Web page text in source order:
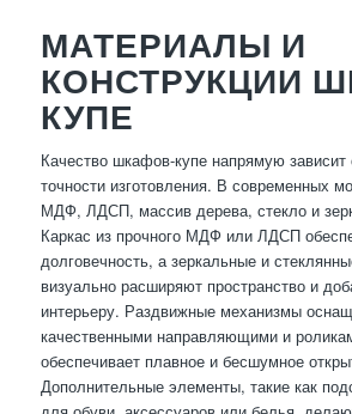
МАТЕРИАЛЫ И
КОНСТРУКЦИИ
КУПЕ
Качество шкафов-купе напрямую зависит
точности изготовления. В современных
МДФ, ЛДСП, массив дерева, стекло и
Каркас из прочного МДФ или ЛДСП
долговечность, а зеркальные и
визуально расширяют пространство и
интерьеру. Раздвижные механизмы
качественными направляющими и
обеспечивает плавное и бесшумное
Дополнительные элементы, такие как